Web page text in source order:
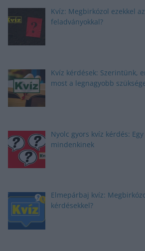
Kvíz: Megbirkózol ezekkel
feladványokkal?
Kvíz kérdések: Szerintünk,
most a legnagyobb
Nyolc gyors kvíz kérdés:
mindenkinek
Elmepárbaj kvíz:
kérdésekkel?